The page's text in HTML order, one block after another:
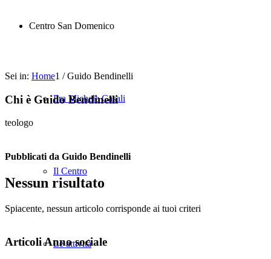
Centro San Domenico
Fra Michele Casali
Il Centro
Le attività
Sei in: Home1 / Guido Bendinelli
Chi è Guido Bendinelli
teologo
Pubblicati da Guido Bendinelli
Nessun risultato
Spiacente, nessun articolo corrisponde ai tuoi criteri
Articoli Anno sociale